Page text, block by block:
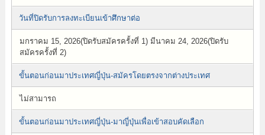
วันที่ปิดรับการลงทะเบียนเข้าศึกษาต่อ
มกราคม 15, 2026(ปิดรับสมัครครั้งที่ 1) มีนาคม 24, 2026(ปิดรับ
สมัครครั้งที่ 2)
ขั้นตอนก่อนมาประเทศญี่ปุ่น-สมัครโดยตรงจากต่างประเทศ
ไม่สามารถ
ขั้นตอนก่อนมาประเทศญี่ปุ่น-มาญี่ปุ่นเพื่อเข้าสอบคัดเลือก